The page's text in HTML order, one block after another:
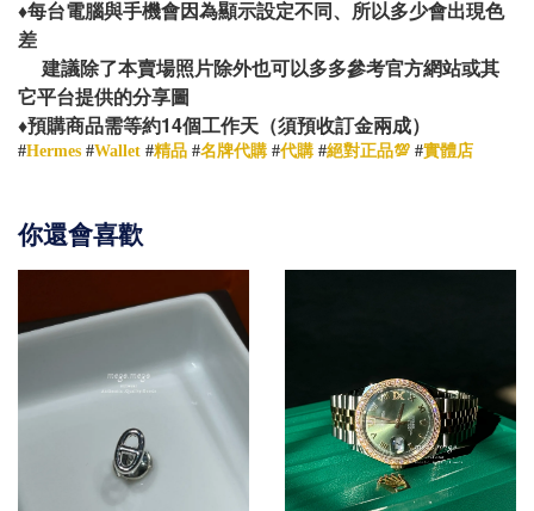
♦️每台電腦與手機會因為顯示設定不同、所以多少會出現色
差
建議除了本賣場照片除外也可以多多參考官方網站或其
它平台提供的分享圖
♦️預購商品需等約14個工作天（須預收訂金兩成）
#Hermes #Wallet #精品 #名牌代購 #代購 #絕對正品💯 #實體店
你還會喜歡